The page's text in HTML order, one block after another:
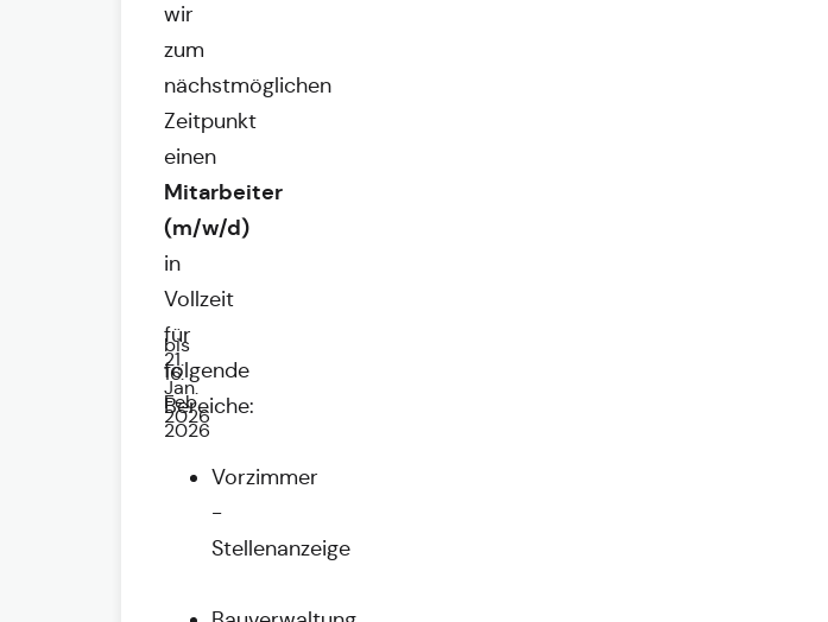
21.
Jan.
2026
bis
16.
Feb.
2026
wir
zum
nächstmöglichen
Zeitpunkt
einen
Mitarbeiter
(m/w/d)
in
Vollzeit
für
folgende
Bereiche:
Vorzimmer
-
Stellenanzeige